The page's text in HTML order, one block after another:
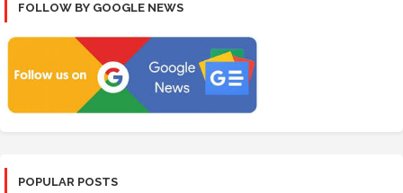
FOLLOW BY GOOGLE NEWS
POPULAR POSTS